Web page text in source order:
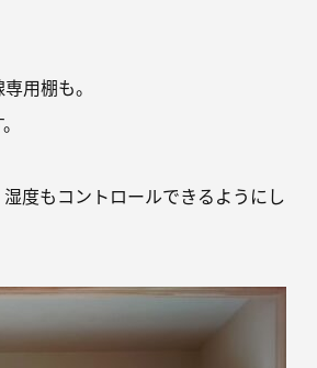
用棚も。
度もコントロールできるようにし